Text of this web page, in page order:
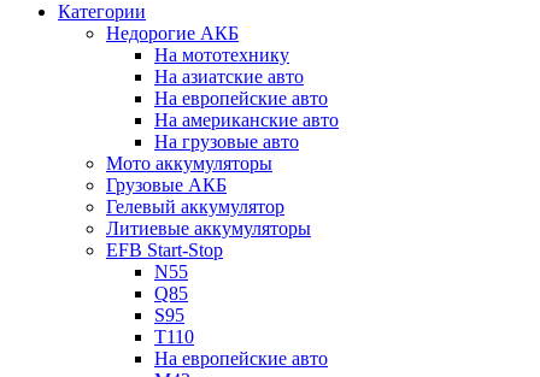
Категории
Недорогие АКБ
На мототехнику
На азиатские авто
На европейские авто
На американские авто
На грузовые авто
Мото аккумуляторы
Грузовые АКБ
Гелевый аккумулятор
Литиевые аккумуляторы
EFB Start-Stop
N55
Q85
S95
T110
На европейские авто